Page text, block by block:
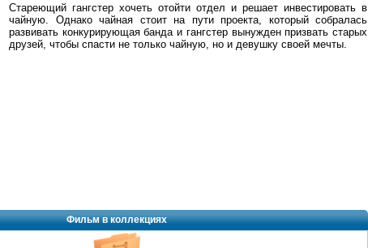
Стареющий гангстер хочеть отойти отдел и решает инвестировать в
чайную. Однако чайная стоит на пути проекта, который собралась
развивать конкурирующая банда и гангстер вынужден призвать старых
друзей, чтобы спасти не только чайную, но и девушку своей мечты.
Фильм в коллекциях